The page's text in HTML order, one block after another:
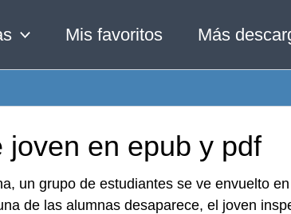
Mis favoritos Más
joven en epub y pdf
un grupo de estudiantes se ve envuelto
de las alumnas desaparece, el joven